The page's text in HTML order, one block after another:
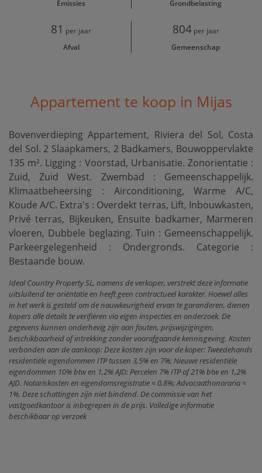
Emissies
Grondbelasting
81 per jaar
Afval
804 per jaar
Gemeenschap
Appartement te koop in Mijas
Bovenverdieping Appartement, Riviera del Sol, Costa
del Sol. 2 Slaapkamers, 2 Badkamers, Bouwoppervlakte
135 m². Ligging : Voorstad, Urbanisatie. Zonorientatie :
Zuid, Zuid West. Zwembad : Gemeenschappelijk.
Klimaatbeheersing : Airconditioning, Warme A/C,
Koude A/C. Extra's : Overdekt terras, Lift, Inbouwkasten,
Privé terras, Bijkeuken, Ensuite badkamer, Marmeren
vloeren, Dubbele beglazing. Tuin : Gemeenschappelijk.
Parkeergelegenheid : Ondergronds. Categorie :
Bestaande bouw.
Ideal Country Property SL, namens de verkoper, verstrekt deze informatie
uitsluitend ter oriëntatie en heeft geen contractueel karakter. Hoewel alles
in het werk is gesteld om de nauwkeurigheid ervan te garanderen, dienen
kopers alle details te verifiëren via eigen inspecties en onderzoek. De
gegevens kunnen onderhevig zijn aan fouten, prijswijzigingen,
beschikbaarheid of intrekking zonder voorafgaande kennisgeving. Kosten
verbonden aan de aankoop: Deze kosten zijn voor de koper: Tweedehands
residentiële eigendommen ITP tussen 3,5% en 7%; Nieuwe residentiële
eigendommen 10% btw en 1,2% AJD; Percelen 7% ITP of 21% btw en 1,2%
AJD. Notariskosten en eigendomsregistratie ≈ 0,8%; Advocaathonoraria ≈
1%. Deze schattingen zijn niet bindend. De commissie van het
vastgoedkantoor is inbegrepen in de prijs. Volledige informatie
beschikbaar op verzoek